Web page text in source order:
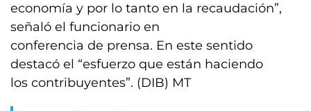
economía y por lo tanto en la recaudación”,
señaló el funcionario en
conferencia de prensa. En este sentido
destacó el “esfuerzo que están haciendo
los contribuyentes”. (DIB) MT